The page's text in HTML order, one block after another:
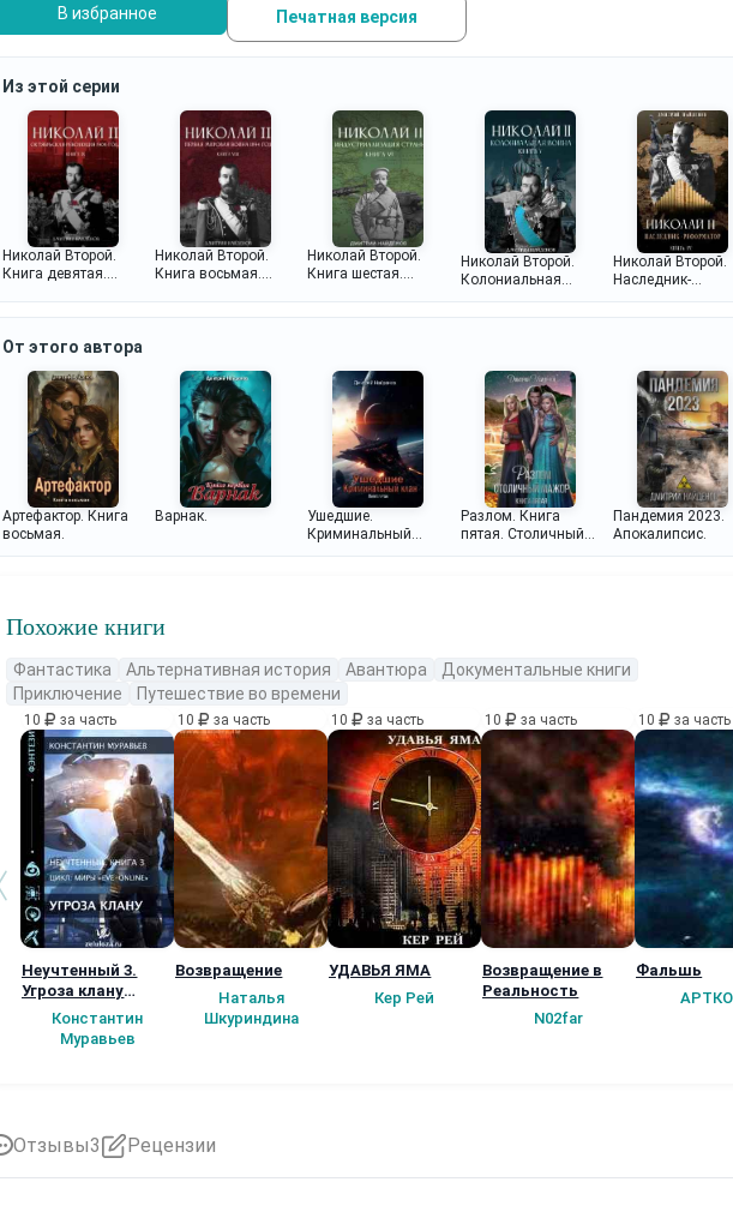
В избранное Печатная версия
Из этой серии
Николай Второй.
Книга девятая.
Николай Второй.
Книга восьмая.
Николай Второй.
Книга шестая.
Николай Второй.
Колониальная
Николай Второй.
Наследник-
От этого автора
Артефактор. Книга
восьмая.
Варнак.
Ушедшие.
Криминальный
Разлом. Книга
пятая. Столичный
Пандемия 2023.
Апокалипсис.
Похожие книги
Фантастика Альтернативная история Авантюра
Документальные книги
Приключение
Путешествие во времени
10 за часть
Неучтенный 3.
Угроза клану
(Альтернативное
продолжение)
Константин
Муравьев
10 за часть
Возвращение
Наталья
Шкуриндина
10 за часть
УДАВЬЯ ЯМА
Кер Рей
10 за часть
Возвращение в
Реальность
N02far
10 за часть
Фальшь
Отзывы3 Рецензии